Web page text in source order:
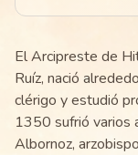
El Arcipreste de
Ruíz, nació
clérigo y estudió
1350 sufrió varios
Albornoz,